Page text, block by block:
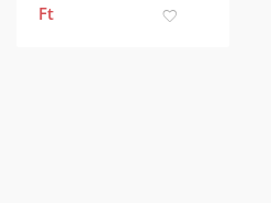
Ft